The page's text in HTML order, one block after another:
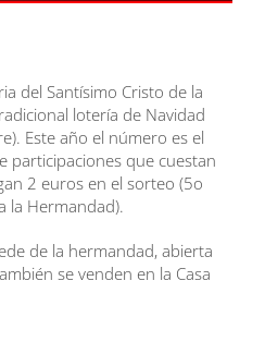
del Santísimo Cristo de la
lotería de Navidad
Este año el número es el
participaciones que cuestan
2 euros en el sorteo (5o
la Hermandad).
de la hermandad, abierta
se venden en la Casa